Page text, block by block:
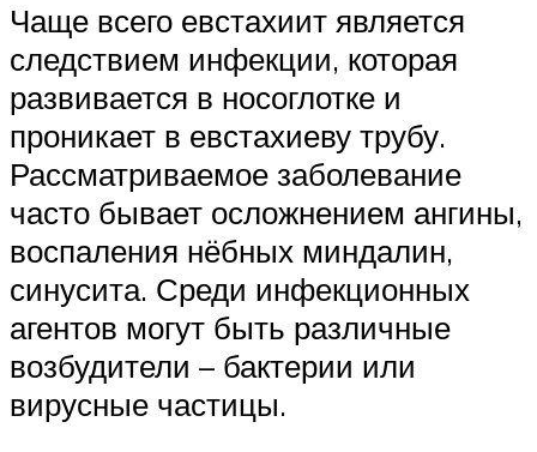
Чаще всего евстахиит является
следствием инфекции, которая
развивается в носоглотке и
проникает в евстахиеву трубу.
Рассматриваемое заболевание
часто бывает осложнением ангины,
воспаления нёбных миндалин,
синусита. Среди инфекционных
агентов могут быть различные
возбудители – бактерии или
вирусные частицы.